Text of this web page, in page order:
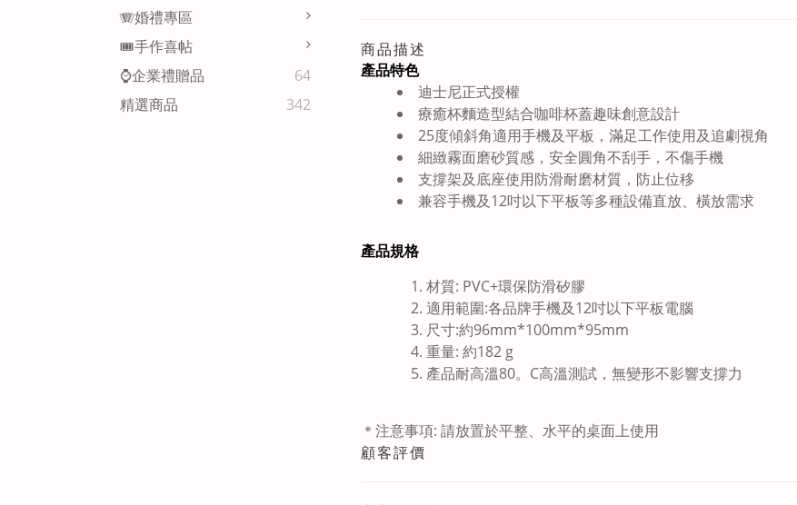
🪗婚禮專區
🎟️手作喜帖
⌚企業禮贈品
64
精選商品
342
商品描述
產品特色
迪士尼正式授權
療癒杯麵造型結合咖啡杯蓋趣味創意設計
25度傾斜角適用手機及平板，滿足工作使用及追劇視角
細緻霧面磨砂質感，安全圓角不刮手，不傷手機
支撐架及底座使用防滑耐磨材質，防止位移
兼容手機及12吋以下平板等多種設備直放、橫放需求
產品規格
材質: PVC+環保防滑矽膠
適用範圍:各品牌手機及12吋以下平板電腦
尺寸:約96mm*100mm*95mm
重量: 約182 g
產品耐高溫80。C高溫測試，無變形不影響支撐力
＊注意事項: 請放置於平整、水平的桌面上使用
顧客評價